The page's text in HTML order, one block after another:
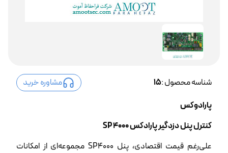
شناسه محصول :15
مشاوره خرید
پارادوکس
کنترل پنل دزدگیر پارادکس SP 4000
علی‌رغم قیمت اقتصادی، پنل SP4000 مجموعه‌ای از امکانات